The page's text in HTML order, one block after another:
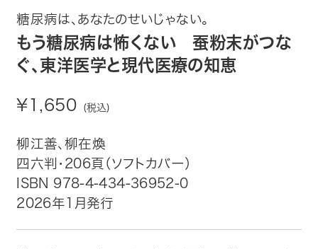
社会・思想・哲学
写真集
電子書籍
ご案内
トップ
自費出版したい方
糖尿病は、あなたのせいじゃない。
もう糖尿病は怖くない 蚕粉末がつな
ぐ、東洋医学と現代医療の知恵
¥1,650 (税込)
柳江善、柳在煥
四六判・206頁（ソフトカバー）
ISBN 978-4-434-36952-0
2026年1月発行